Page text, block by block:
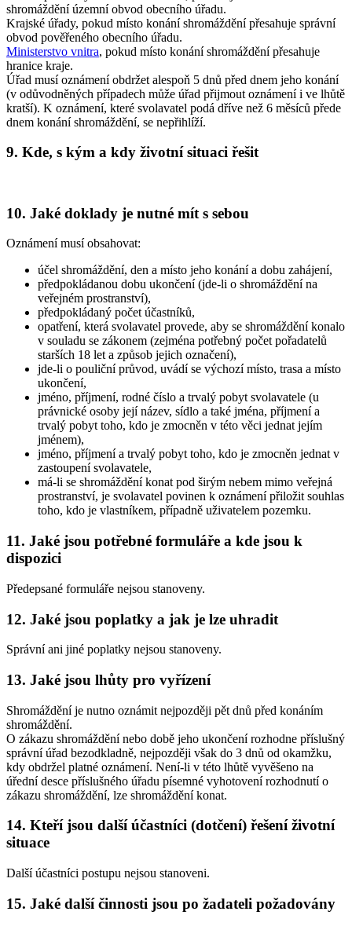
shromáždění územní obvod obecního úřadu.
Krajské úřady, pokud místo konání shromáždění přesahuje správní
obvod pověřeného obecního úřadu.
Ministerstvo vnitra, pokud místo konání shromáždění přesahuje
hranice kraje.
Úřad musí oznámení obdržet alespoň 5 dnů před dnem jeho konání
(v odůvodněných případech může úřad přijmout oznámení i ve lhůtě
kratší). K oznámení, které svolavatel podá dříve než 6 měsíců přede
dnem konání shromáždění, se nepřihlíží.
9. Kde, s kým a kdy životní situaci řešit
10. Jaké doklady je nutné mít s sebou
Oznámení musí obsahovat:
účel shromáždění, den a místo jeho konání a dobu zahájení,
předpokládanou dobu ukončení (jde-li o shromáždění na
veřejném prostranství),
předpokládaný počet účastníků,
opatření, která svolavatel provede, aby se shromáždění konalo
v souladu se zákonem (zejména potřebný počet pořadatelů
starších 18 let a způsob jejich označení),
jde-li o pouliční průvod, uvádí se výchozí místo, trasa a místo
ukončení,
jméno, příjmení, rodné číslo a trvalý pobyt svolavatele (u
právnické osoby její název, sídlo a také jména, příjmení a
trvalý pobyt toho, kdo je zmocněn v této věci jednat jejím
jménem),
jméno, příjmení a trvalý pobyt toho, kdo je zmocněn jednat v
zastoupení svolavatele,
má-li se shromáždění konat pod širým nebem mimo veřejná
prostranství, je svolavatel povinen k oznámení přiložit souhlas
toho, kdo je vlastníkem, případně uživatelem pozemku.
11. Jaké jsou potřebné formuláře a kde jsou k
dispozici
Předepsané formuláře nejsou stanoveny.
12. Jaké jsou poplatky a jak je lze uhradit
Správní ani jiné poplatky nejsou stanoveny.
13. Jaké jsou lhůty pro vyřízení
Shromáždění je nutno oznámit nejpozději pět dnů před konáním
shromáždění.
O zákazu shromáždění nebo době jeho ukončení rozhodne příslušný
správní úřad bezodkladně, nejpozději však do 3 dnů od okamžku,
kdy obdržel platné oznámení. Není-li v této lhůtě vyvěšeno na
úřední desce příslušného úřadu písemné vyhotovení rozhodnutí o
zákazu shromáždění, lze shromáždění konat.
14. Kteří jsou další účastníci (dotčení) řešení životní
situace
Další účastníci postupu nejsou stanoveni.
15. Jaké další činnosti jsou po žadateli požadovány